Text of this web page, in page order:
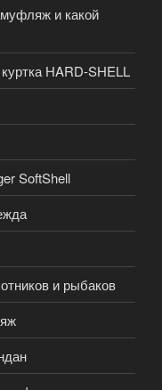
и какой
НARD-SHELL
SoftShell
и рыбаков